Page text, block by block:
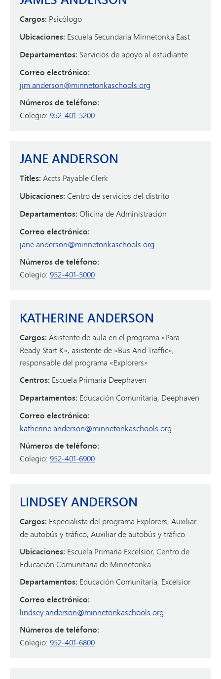
Cargos: Psicólogo
Ubicaciones: Escuela Secundaria Minnetonka East
Departamentos: Servicios de apoyo al estudiante
Correo electrónico:
jim.anderson@minnetonkaschools.org
Números de teléfono:
Colegio: 952-401-5200
JANE ANDERSON
Titles: Accts Payable Clerk
Ubicaciones: Centro de servicios del distrito
Departamentos: Oficina de Administración
Correo electrónico:
jane.anderson@minnetonkaschools.org
Números de teléfono:
Colegio: 952-401-5000
KATHERINE ANDERSON
Cargos: Asistente de aula en el programa «Para-
Ready Start K», asistente de «Bus And Traffic»,
responsable del programa «Explorers»
Centros: Escuela Primaria Deephaven
Departamentos: Educación Comunitaria, Deephaven
Correo electrónico:
katherine.anderson@minnetonkaschools.org
Números de teléfono:
Colegio: 952-401-6900
LINDSEY ANDERSON
Cargos: Especialista del programa Explorers, Auxiliar
de autobús y tráfico, Auxiliar de autobús y tráfico
Ubicaciones: Escuela Primaria Excelsior, Centro de
Educación Comunitaria de Minnetonka
Departamentos: Educación Comunitaria, Excelsior
Correo electrónico:
lindsey.anderson@minnetonkaschools.org
Números de teléfono:
Colegio: 952-401-6800